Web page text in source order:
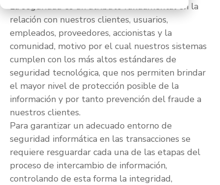
La seguridad es un atributo fundamental en la
relación con nuestros clientes, usuarios,
empleados, proveedores, accionistas y la
comunidad, motivo por el cual nuestros sistemas
cumplen con los más altos estándares de
seguridad tecnológica, que nos permiten brindar
el mayor nivel de protección posible de la
información y por tanto prevención del fraude a
nuestros clientes.
Para garantizar un adecuado entorno de
seguridad informática en las transacciones se
requiere resguardar cada una de las etapas del
proceso de intercambio de información,
controlando de esta forma la integridad,